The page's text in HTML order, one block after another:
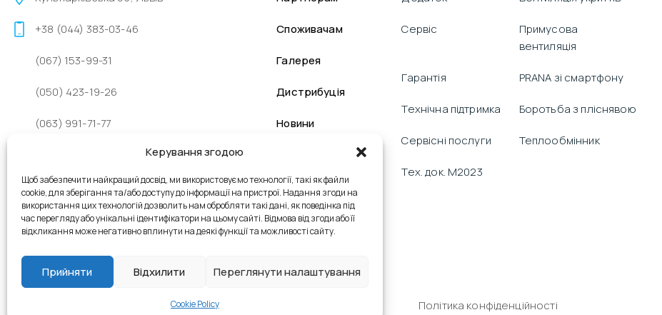
Керування згодою
Щоб забезпечити найкращий досвід, ми використовуємо технології, такі як файли
cookie, для зберігання та/або доступу до інформації на пристрої. Надання згоди на
використання цих технологій дозволить нам обробляти такі дані, як поведінка під
час перегляду або унікальні ідентифікатори на цьому сайті. Відмова від згоди або її
відкликання може негативно вплинути на деякі функції та можливості сайту.
Прийняти Відхилити Переглянути налаштування
Cookie Policy
+38 (044) 383-03-46
(067) 153-99-31
(050) 423-19-26
(063) 991-71-77
+38 (096) 262-48-98
Пн - Пт: 9:00 - 18:00
Споживачам
Галерея
Дистрибуція
Новини
Сервіс
Примусова
вентиляція
Гарантія PRANA зі смартфону
Технічна підтримка Боротьба з пліснявою
Сервісні послуги Теплообмінник
Тех. док. M2023
© Офіційний сайт виробника PRANA Політика конфіденційності